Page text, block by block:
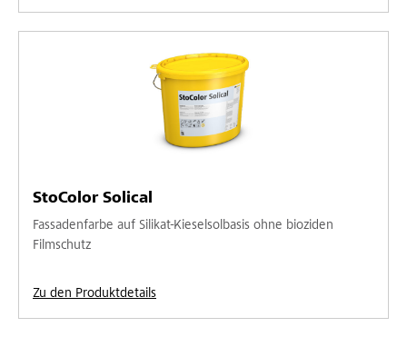
StoColor Solical
Fassadenfarbe auf Silikat-Kieselsolbasis ohne bioziden
Filmschutz
Zu den Produktdetails